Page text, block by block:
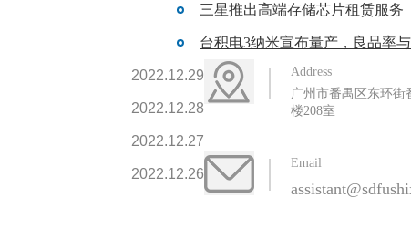
三星推出高端存储芯片租赁服务
台积电3纳米宣布量产，良品率
2022.12.29
2022.12.28
2022.12.27
2022.12.26
Address
广州市番禺区东环街
楼208室
Email